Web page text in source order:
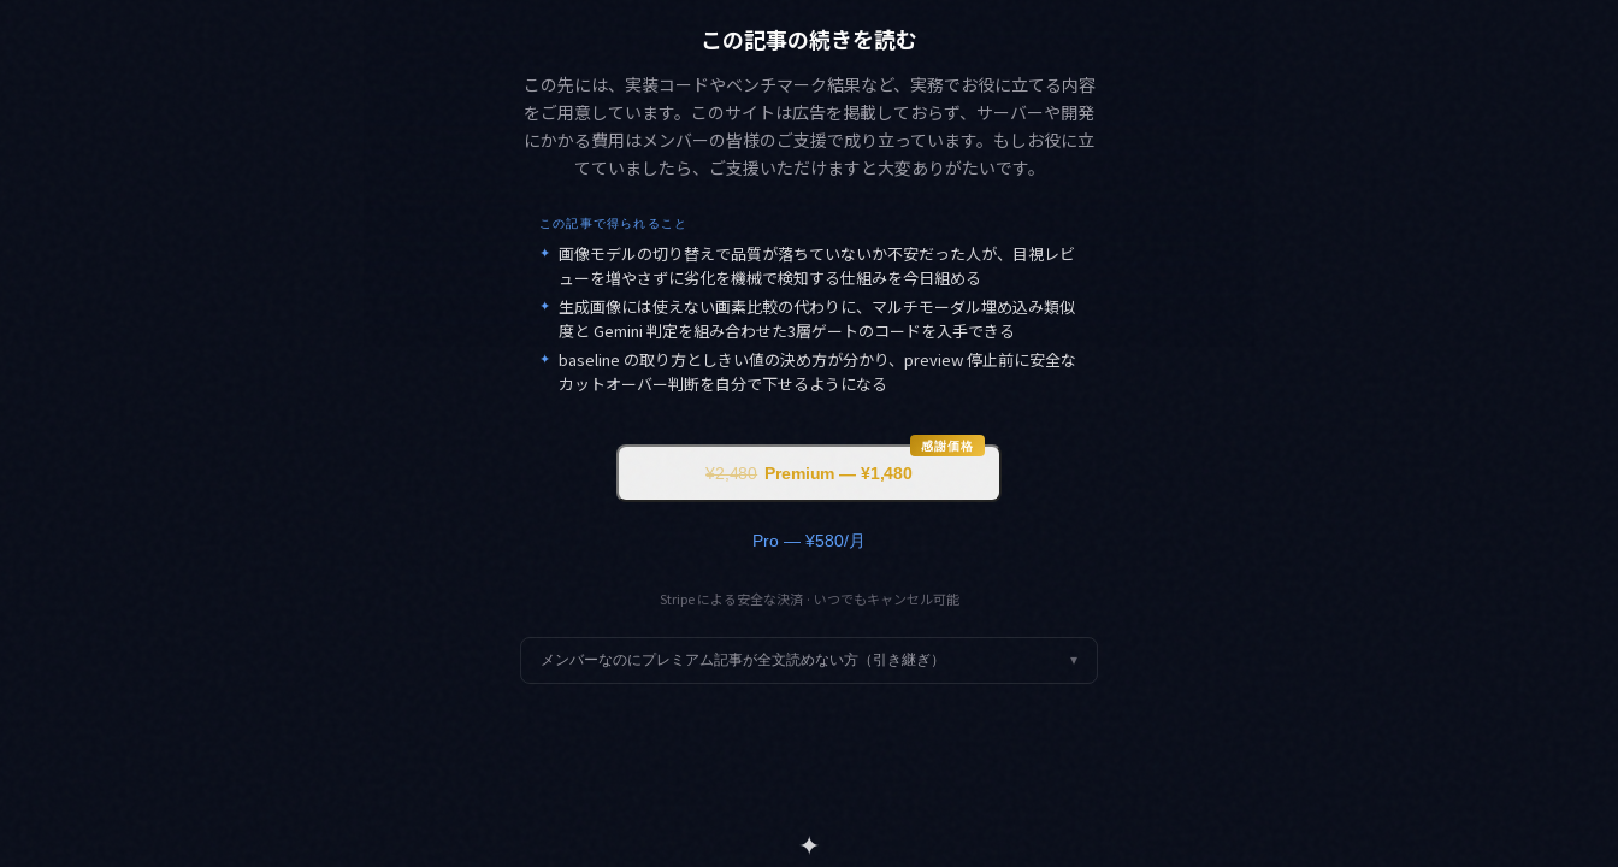
この記事の続きを読む
この先には、実装コードやベンチマーク結果など、実務でお役に立てる内容
をご用意しています。このサイトは広告を掲載しておらず、サーバーや開発
にかかる費用はメンバーの皆様のご支援で成り立っています。もしお役に立
てていましたら、ご支援いただけますと大変ありがたいです。
この記事で得られること
✦ 画像モデルの切り替えで品質が落ちていないか不安だった人が、目視レビ
ューを増やさずに劣化を機械で検知する仕組みを今日組める
✦ 生成画像には使えない画素比較の代わりに、マルチモーダル埋め込み類似
度と Gemini 判定を組み合わせた3層ゲートのコードを入手できる
✦ baseline の取り方としきい値の決め方が分かり、preview 停止前に安全な
カットオーバー判断を自分で下せるようになる
感謝価格
¥2,480 Premium — ¥1,480
Pro — ¥580/月
Stripe による安全な決済 · いつでもキャンセル可能
メンバーなのにプレミアム記事が全文読めない方（引き継ぎ） ▾
✦